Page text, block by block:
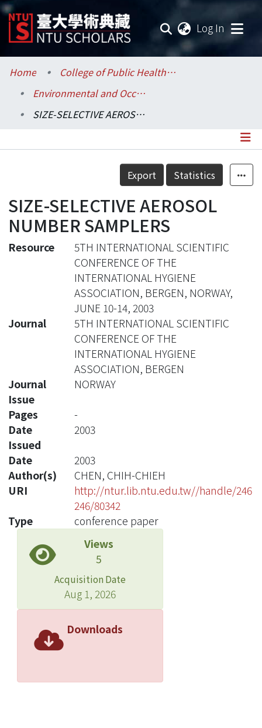
Log In
Communities & Collections
Research Outputs
Statistics
Home
College of Public Health / 公共衛生學院
Environmental and Occupational Health Sciences / 環境與職業健康科學研究所
SIZE-SELECTIVE AEROSOL NUMBER SAMPLERS
Details
Export Statistics
SIZE-SELECTIVE AEROSOL
NUMBER SAMPLERS
Resource
5TH INTERNATIONAL SCIENTIFIC
CONFERENCE OF THE
INTERNATIONAL HYGIENE
ASSOCIATION, BERGEN, NORWAY,
JUNE 10-14, 2003
Journal
5TH INTERNATIONAL SCIENTIFIC
CONFERENCE OF THE
INTERNATIONAL HYGIENE
ASSOCIATION, BERGEN
Journal
Issue
NORWAY
Pages
-
Date
Issued
2003
Date
2003
Author(s)
CHEN, CHIH-CHIEH
URI
http://ntur.lib.ntu.edu.tw//handle/246
246/80342
Type
conference paper
Views
5
Acquisition Date
Aug 1, 2026
Downloads